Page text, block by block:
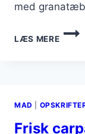
med
LÆS MERE
FRISK
MAD
Frisk